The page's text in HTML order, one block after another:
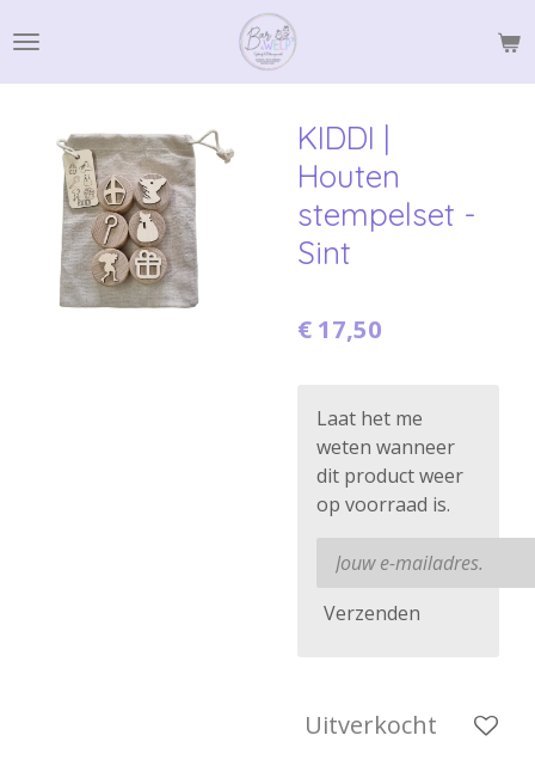
direct
naar
hoofdinhoud
KIDDI |
Houten
stempelset -
Sint
€ 17,50
Laat het me
weten wanneer
dit product weer
op voorraad is.
Verzenden
Uitverkocht